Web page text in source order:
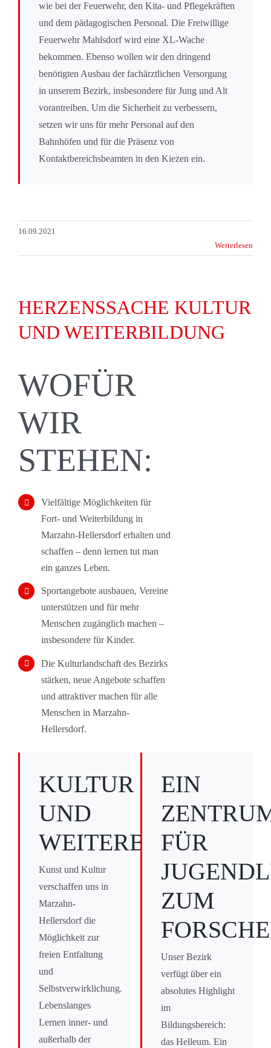
wie bei der Feuerwehr, den Kita- und Pflegekräften
und dem pädagogischen Personal. Die Freiwillige
Feuerwehr Mahlsdorf wird eine XL-Wache
bekommen. Ebenso wollen wir den dringend
benötigten Ausbau der fachärztlichen Versorgung
in unserem Bezirk, insbesondere für Jung und Alt
vorantreiben. Um die Sicherheit zu verbessern,
setzen wir uns für mehr Personal auf den
Bahnhöfen und für die Präsenz von
Kontaktbereichsbeamten in den Kiezen ein.
16.09.2021
Weiterlesen
HERZENSSACHE KULTUR
UND WEITERBILDUNG
WOFÜR
WIR
STEHEN:
Vielfältige Möglichkeiten für
Fort- und Weiterbildung in
Marzahn-Hellersdorf erhalten und
schaffen – denn lernen tut man
ein ganzes Leben.
Sportangebote ausbauen, Vereine
unterstützen und für mehr
Menschen zugänglich machen –
insbesondere für Kinder.
Die Kulturlandschaft des Bezirks
stärken, neue Angebote schaffen
und attraktiver machen für alle
Menschen in Marzahn-
Hellersdorf.
KULTUR
UND
WEITERBILDUNG
Kunst und Kultur
verschaffen uns in
Marzahn-
Hellersdorf die
Möglichkeit zur
freien Entfaltung
und
Selbstverwirklichung.
Lebenslanges
Lernen inner- und
außerhalb der
EIN
FÜR
ZUM
Unser Bezirk
verfügt über ein
absolutes Highlight
im
Bildungsbereich:
das Helleum. Ein